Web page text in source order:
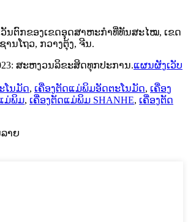
ວັນຕົກຂອງເຂດອຸດສາຫະກຳທີ່ທັນສະໄໝ, ເຂດ
ນໂຖວ, ກວາງຕຸ້ງ, ຈີນ.
ສະຫງວນລິຂະສິດທຸກປະການ.ແຜນຜັງເວັບ
ໂນມັດ, ເຄື່ອງຕັດແມ່ພິມອັດຕະໂນມັດ, ເຄື່ອງ
ມ່ພິມ, ເຄື່ອງຕັດແມ່ພິມ SHANHE, ເຄື່ອງຕັດ